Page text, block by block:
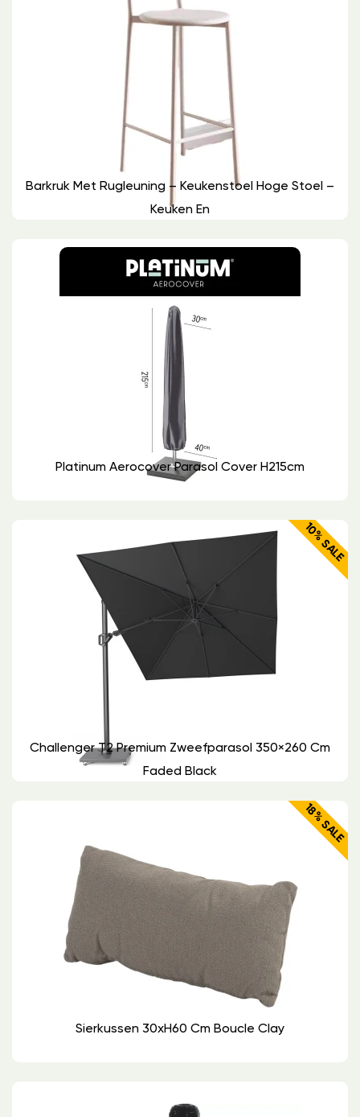
Barkruk Met Rugleuning – Keukenstoel Hoge Stoel –
Keuken En
Platinum Aerocover Parasol Cover H215cm
10% SALE
Challenger T2 Premium Zweefparasol 350×260 Cm
Faded Black
18% SALE
Sierkussen 30xH60 Cm Boucle Clay